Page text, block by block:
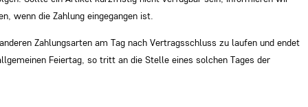
wenn die Zahlung eingegangen ist.
Zahlungsarten am Tag nach Vertragsschluss zu laufen und endet
Feiertag, so tritt an die Stelle eines solchen Tages der